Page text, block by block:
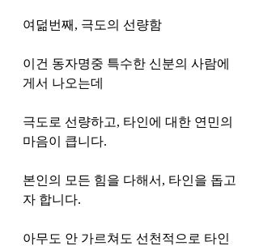
여덞번째, 극도의 선량함
이건 동자명중 특수한 신분의 사람에
게서 나오는데
극도로 선량하고, 타인에 대한 연민의
마음이 큽니다.
본인의 모든 힘을 다해서, 타인을 돕고
자 합니다.
아무도 안 가르쳐도 선천적으로 타인